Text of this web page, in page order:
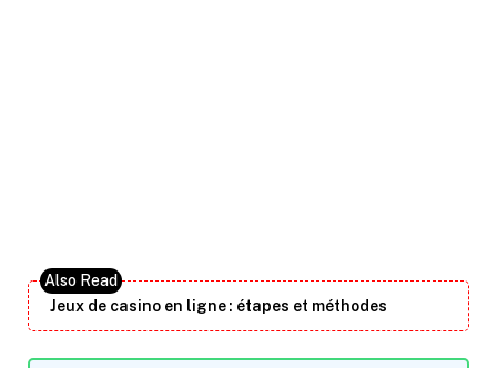
Jeux de casino en ligne : étapes et méthodes